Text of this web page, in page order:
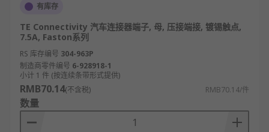
有库存
TE Connectivity 汽车连接器端子, 母, 压接端接, 镀锡触点,
7.5A, Faston系列
RS 库存编号 304-963P
制造商零件编号 6-928918-1
小计 1 件 (按连续条带形式提供)
RMB70.14(不含税) RMB70.14/件
数量